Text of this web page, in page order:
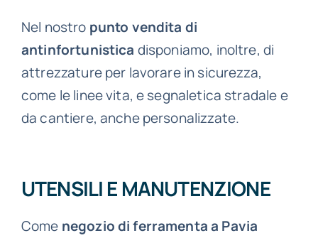
Nel nostro punto vendita di
antinfortunistica disponiamo, inoltre, di
attrezzature per lavorare in sicurezza,
come le linee vita, e segnaletica stradale e
da cantiere, anche personalizzate.
UTENSILI E MANUTENZIONE
Come negozio di ferramenta a Pavia